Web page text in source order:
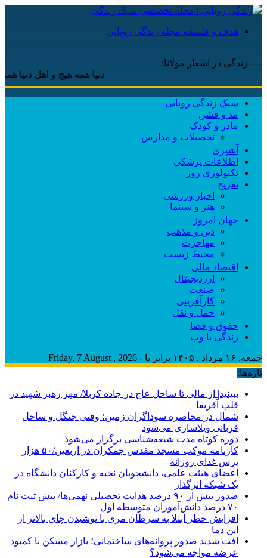
هدف و فلسفه مجله زندگی رویایی
---- زندگی در اشعار مولانا:
دنیا همه هیچ و اهل دنیا همه هیچ
سبک زندگی رویایی
مد و فشن
مادر و کودک
تحصیلات و مدارس
آشپزی
اطلاعات پزشکی
تکنولوژی روز
تفریح
اخبار ورزشی
هنر و سینما
جهان امروز
دین و مذهب
مهاجرت
محیط زیست
اقتصاد مالی
ارزدیجیتال
صنعت
کارآفرینی
حمل و نقل
حقوق و قضا
زندگی با وب
جمعه, ۱۶ مرداد , ۱۴۰۵ برابر با - Friday, 7 August , 2026
تازه‌ها:
ببینید| از مالی تا ساحل عاج در جاده کربلا/ مهر رهبر شهید در
قلب آفریقا
شمال در محاصره سوداگران زمین؛ وقتی جنگل و ساحل
قربانی ویلاسازی می‌شود
دوره کوتاه مدت شیعه‌شناسی برگزار می‌شود
کارنامه موکب مسجد مقدس جمکران در اربعین/۵۰ هزار
پرس غذای روزانه
اعضای هیئت علمی، دانشجویان نخبه و کارکنان دانشگاه در
یک شبکه‌ اثرگذار
صدور بیش از ۹۰ درصد هدایت تحصیلی نهمی‌ها/ پیش ثبت نام
۷۰ درصد دانش‌آموزان متوسطه اول
افزایش خطر ابتلا به سرطان مری با نوشیدن چای بالاتر از
این دما
افت شدید صدور پروانه‌های ساختمانی؛ بازار مسکن با کمبود
عرضه مواجه می‌شود؟